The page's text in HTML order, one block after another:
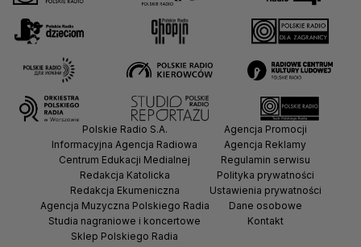
Polskie Radio S.A.
Informacyjna Agencja Radiowa
Centrum Edukacji Medialnej
Redakcja Katolicka
Redakcja Ekumeniczna
Agencja Muzyczna Polskiego Radia
Studia nagraniowe i koncertowe
Sklep Polskiego Radia
Agencja Promocji
Agencja Reklamy
Regulamin serwisu
Polityka prywatności
Ustawienia prywatności
Dane osobowe
Kontakt